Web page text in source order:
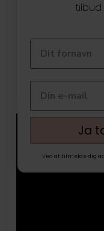
tilbud
Ja
Ved at tilmelde dig